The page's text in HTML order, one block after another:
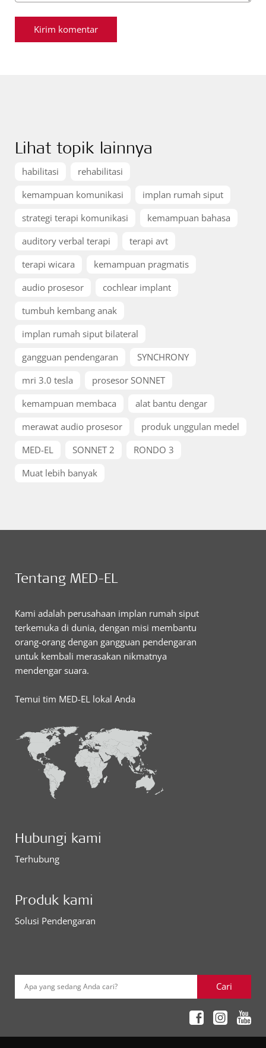
Lihat topik lainnya
habilitasi
rehabilitasi
kemampuan komunikasi
implan rumah siput
strategi terapi komunikasi
kemampuan bahasa
auditory verbal terapi
terapi avt
terapi wicara
kemampuan pragmatis
audio prosesor
cochlear implant
tumbuh kembang anak
implan rumah siput bilateral
gangguan pendengaran
SYNCHRONY
mri 3.0 tesla
prosesor SONNET
kemampuan membaca
alat bantu dengar
merawat audio prosesor
produk unggulan medel
MED-EL
SONNET 2
RONDO 3
Muat lebih banyak
Tentang MED-EL
Kami adalah perusahaan implan rumah siput
terkemuka di dunia, dengan misi membantu
orang-orang dengan gangguan pendengaran
untuk kembali merasakan nikmatnya
mendengar suara.
Temui tim MED-EL lokal Anda
Hubungi kami
Terhubung
Produk kami
Solusi Pendengaran
Apa yang sedang Anda cari? Cari